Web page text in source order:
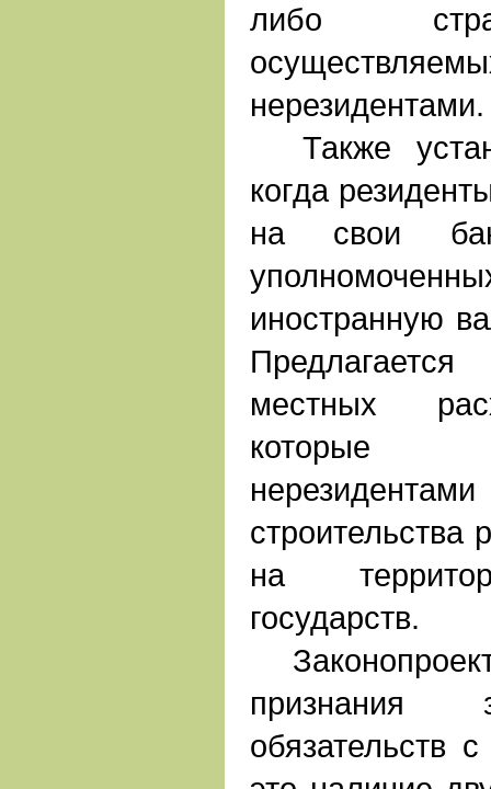
либо
нерезидентами.
Также
когда
на свои
иностранную
местных
которые
строительства
на
государств.
признания
обязательств